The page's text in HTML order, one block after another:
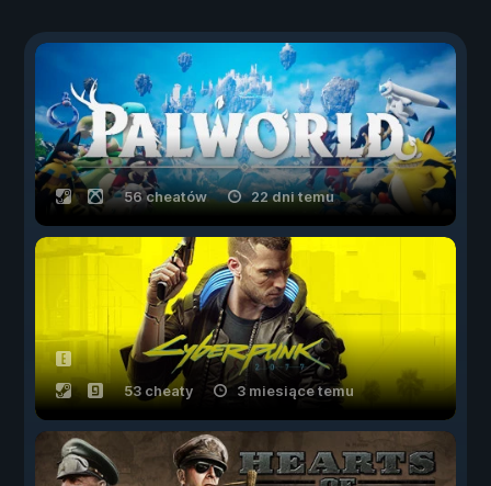
56 cheatów 22 dni temu
53 cheaty 3 miesiące temu